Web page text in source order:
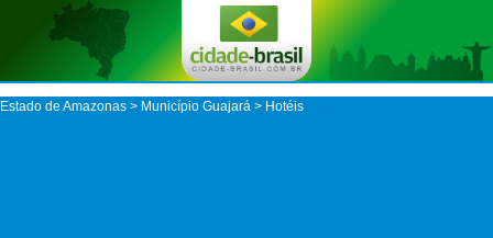
Estado de Amazonas > Município Guajará > Hotéis